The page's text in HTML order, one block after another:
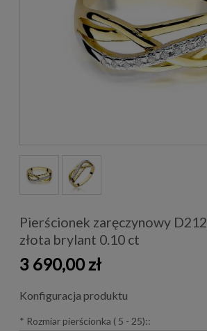
Pierścionek zaręczynowy
złota brylant 0.10 ct
3 690,00 zł
Konfiguracja produktu
* Rozmiar pierścionka ( 5 - 25)::